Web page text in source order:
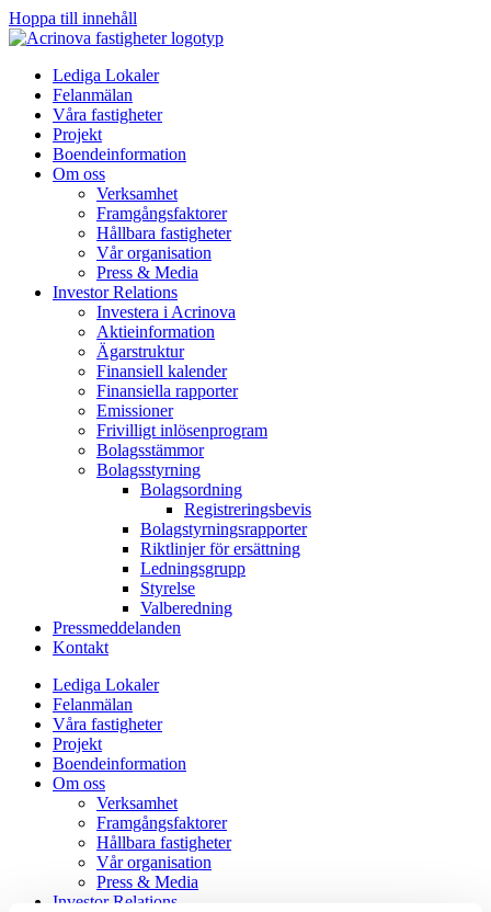
Hoppa till innehåll
Lediga Lokaler
Felanmälan
Våra fastigheter
Projekt
Boendeinformation
Om oss
Verksamhet
Framgångsfaktorer
Hållbara fastigheter
Vår organisation
Press & Media
Investor Relations
Investera i Acrinova
Aktieinformation
Ägarstruktur
Finansiell kalender
Finansiella rapporter
Emissioner
Frivilligt inlösenprogram
Bolagsstämmor
Bolagsstyrning
Bolagsordning
Registreringsbevis
Bolagstyrningsrapporter
Riktlinjer för ersättning
Ledningsgrupp
Styrelse
Valberedning
Pressmeddelanden
Kontakt
Lediga Lokaler
Felanmälan
Våra fastigheter
Projekt
Boendeinformation
Om oss
Verksamhet
Framgångsfaktorer
Hållbara fastigheter
Vår organisation
Press & Media
Investor Relations